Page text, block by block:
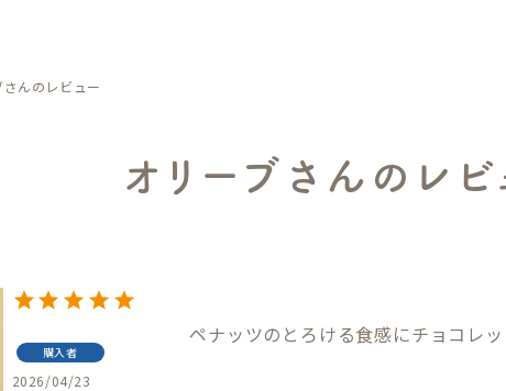
さんのレビュー
オリーブさんのレビ
購入者
2026/04/23
ペナッツのとろける食感にチョコレ